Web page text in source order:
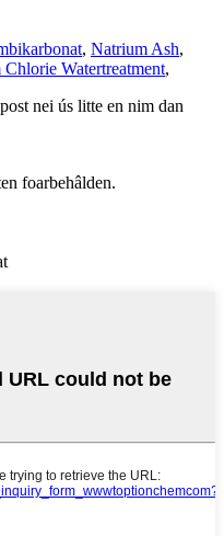
, Natrium Ash,
Watertreatment,
nei ús litte en nim dan
foarbehâlden.